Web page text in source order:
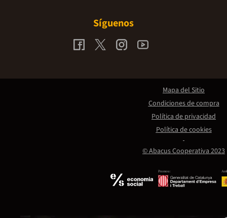
Síguenos
Promou:
© Abacus Cooperativa 2023
Mapa del Sitio
Condiciones de compra
Política de privacidad
Política de cookies